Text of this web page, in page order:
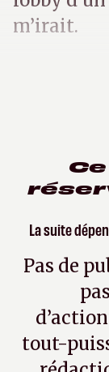
m’irait.
La suite
Pas de
pas
tout-